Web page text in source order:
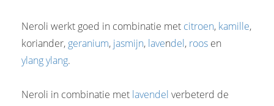
Neroli werkt goed in combinatie met citroen, kamille,
koriander,geranium, jasmijn, lavendel, roos en
ylang ylang.
Neroli in combinatie met lavendel verbeterd de